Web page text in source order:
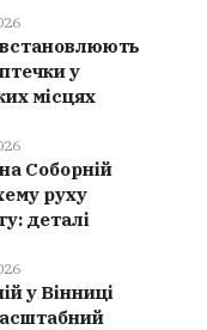
у
місцях
Соборній
руху
деталі
у Вінниці